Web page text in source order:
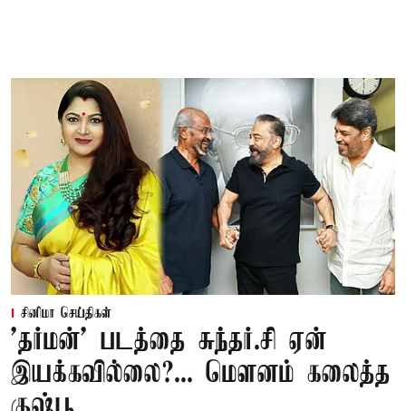
சினிமா செய்திகள்
'தர்மன்' படத்தை சுந்தர்.சி ஏன்
இயக்கவில்லை?... மௌனம் கலைத்த